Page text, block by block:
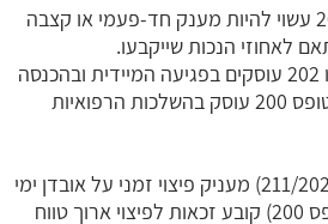
הפיצוי במסגרת טופס 200 עשוי להיות מענק חד-פעמי או קצבה
לאחוזי הנכות שייקבעו.
למעשה, אם טופס 211 או 202 עוסקים בפגיעה המיידית ובהכנסה
שאבדה בזמן ההחלמה, טופס 200 עוסק בהשלכות הרפואיות
בקצרה: שלב א' (טפסים 211/202) מעניק פיצוי זמני על אובדן ימי
עבודה, בעוד שלב ב' (טופס 200) קובע זכאות לפיצוי ארוך טווח